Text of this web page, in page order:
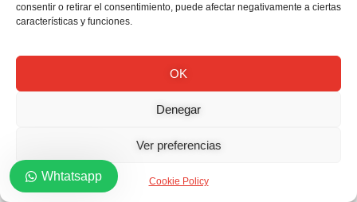
consentir o retirar el consentimiento, puede afectar negativamente a ciertas
características y funciones.
OK
Denegar
Ver preferencias
Cookie Policy
Whtatsapp